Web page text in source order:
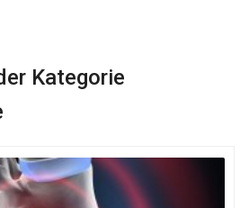
Kategorie